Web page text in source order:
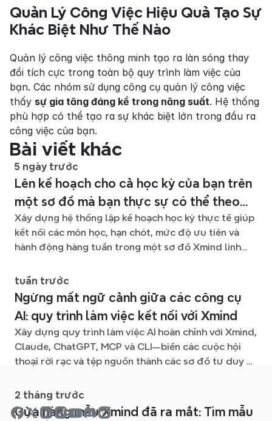
Quản Lý Công Việc Hiệu Quả Tạo Sự
Khác Biệt Như Thế Nào
Quản lý công việc thông minh tạo ra làn sóng thay
đổi tích cực trong toàn bộ quy trình làm việc của
bạn. Các nhóm sử dụng công cụ quản lý công việc
thấy sự gia tăng đáng kể trong năng suất. Hệ thống
phù hợp có thể tạo ra sự khác biệt lớn trong đầu ra
công việc của bạn.
Bài viết khác
5 ngày trước
Lên kế hoạch cho cả học kỳ của bạn trên
một sơ đồ mà bạn thực sự có thể theo
kịp
Xây dựng hệ thống lập kế hoạch học kỳ thực tế giúp
kết nối các môn học, hạn chót, mức độ ưu tiên và
hành động hàng tuần trong một sơ đồ Xmind linh
tuần trước
Ngừng mất ngữ cảnh giữa các công cụ
AI: quy trình làm việc kết nối với Xmind
Xây dựng quy trình làm việc AI hoàn chỉnh với Xmind,
Claude, ChatGPT, MCP và CLI—biến các cuộc hội
thoại rời rạc và tệp nguồn thành các sơ đồ tư duy rõ
2 tháng trước
Cửa hàng mẫu Xmind đã ra mắt: Tìm mẫu